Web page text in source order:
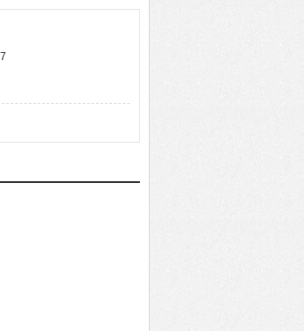
计的，适用于各种流速和
温度和所有高效液相色谱